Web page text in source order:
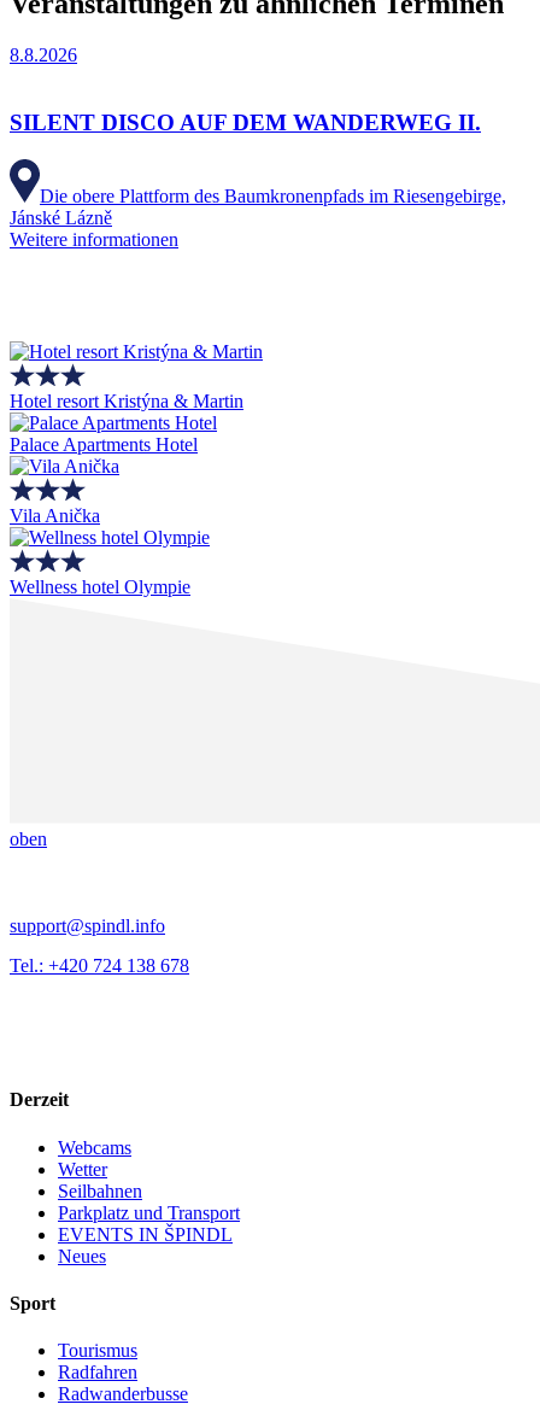
8.8.2026
SILENT DISCO AUF DEM WANDERWEG II.
Die obere Plattform des Baumkronenpfads im Riesengebirge,
Jánské Lázně
Weitere informationen
Hotel resort Kristýna & Martin
Palace Apartments Hotel
Vila Anička
Wellness hotel Olympie
oben
support@spindl.info
Tel.: +420 724 138 678
Derzeit
Webcams
Wetter
Seilbahnen
Parkplatz und Transport
EVENTS IN ŠPINDL
Neues
Sport
Tourismus
Radfahren
Radwanderbusse